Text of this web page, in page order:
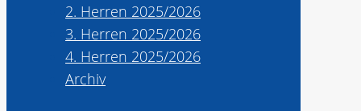
2. Herren 2025/2026
3. Herren 2025/2026
4. Herren 2025/2026
Archiv